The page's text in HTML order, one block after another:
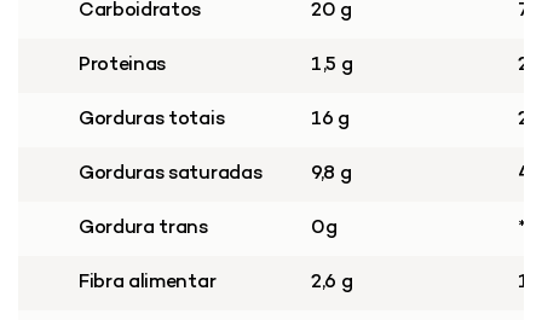
Carboidratos 20 g
1,5 g
Gorduras totais 16 g
Gorduras saturadas 9,8 g
Gordura trans 0g **
Fibra alimentar 2,6 g